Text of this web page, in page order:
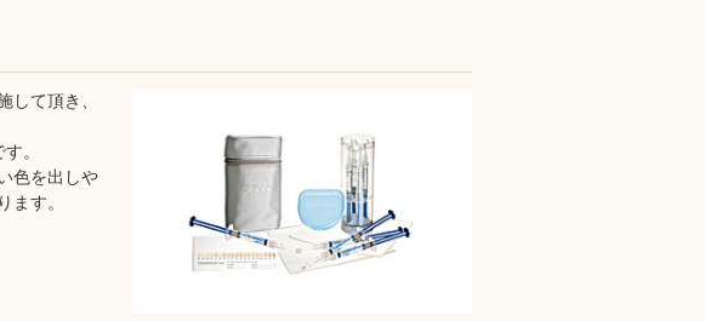
して頂き、
。
色を出しや
ます。